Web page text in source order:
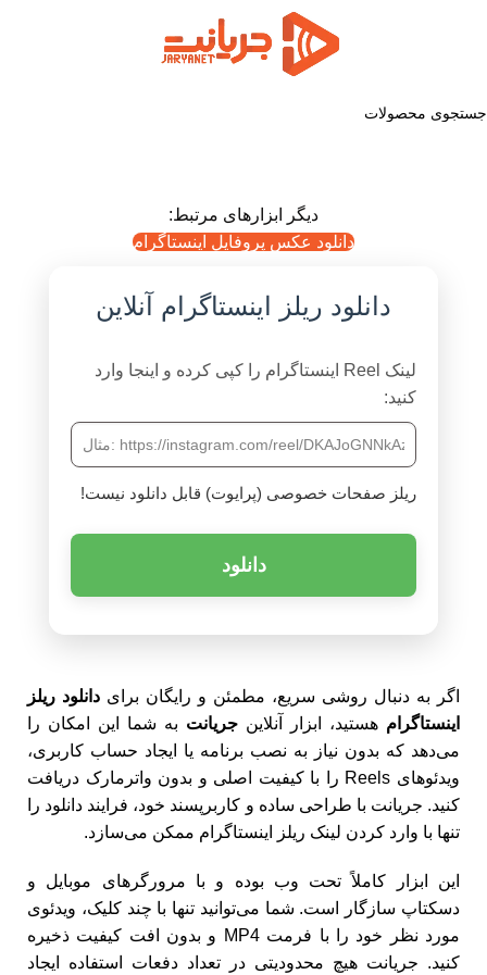
دیگر ابزارهای مرتبط:
دانلود عکس پروفایل اینستاگرام
دانلود ریلز اینستاگرام آنلاین
لینک Reel اینستاگرام را کپی کرده و اینجا وارد
کنید:
ریلز صفحات خصوصی (پرایوت) قابل دانلود نیست!
دانلود
اگر به دنبال روشی سریع، مطمئن و رایگان برای دانلود ریلز
اینستاگرام هستید، ابزار آنلاین جریانت به شما این امکان را
می‌دهد که بدون نیاز به نصب برنامه یا ایجاد حساب کاربری،
ویدئوهای Reels را با کیفیت اصلی و بدون واترمارک دریافت
کنید. جریانت با طراحی ساده و کاربرپسند خود، فرایند دانلود را
تنها با وارد کردن لینک ریلز اینستاگرام ممکن می‌سازد.
این ابزار کاملاً تحت وب بوده و با مرورگرهای موبایل و
دسکتاپ سازگار است. شما می‌توانید تنها با چند کلیک، ویدئوی
مورد نظر خود را با فرمت MP4 و بدون افت کیفیت ذخیره
کنید. جریانت هیچ محدودیتی در تعداد دفعات استفاده ایجاد